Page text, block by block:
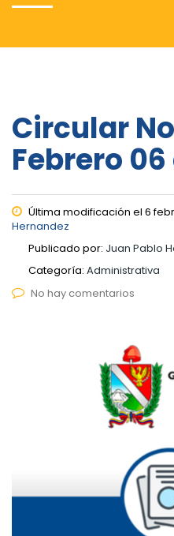
Circular
Febrero 06
Última modificación el 6
Hernandez
Publicado por: Juan Pablo
Categoría: Administrativa
No hay comentarios